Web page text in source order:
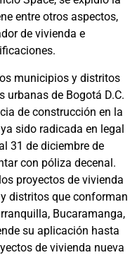
entre otros aspectos,
de vivienda e
municipios y distritos
de Bogotá D.C.
de construcción en la
sido radicada en legal
31 de diciembre de
con póliza decenal.
proyectos de vivienda
distritos que conforman
Bucaramanga,
su aplicación hasta
de vivienda nueva